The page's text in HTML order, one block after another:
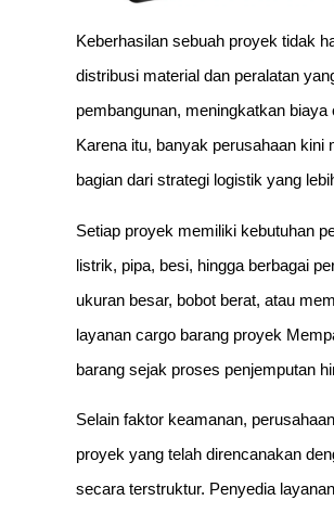
Keberhasilan sebuah proyek tidak
distribusi material dan peralatan
pembangunan, meningkatkan
Karena itu, banyak perusahaan
bagian dari strategi logistik yang
Setiap proyek memiliki kebutuhan
listrik, pipa, besi, hingga berbagai
ukuran besar, bobot berat, atau
layanan cargo barang proyek
barang sejak proses penjemputan
Selain faktor keamanan,
proyek yang telah direncanakan
secara terstruktur. Penyedia